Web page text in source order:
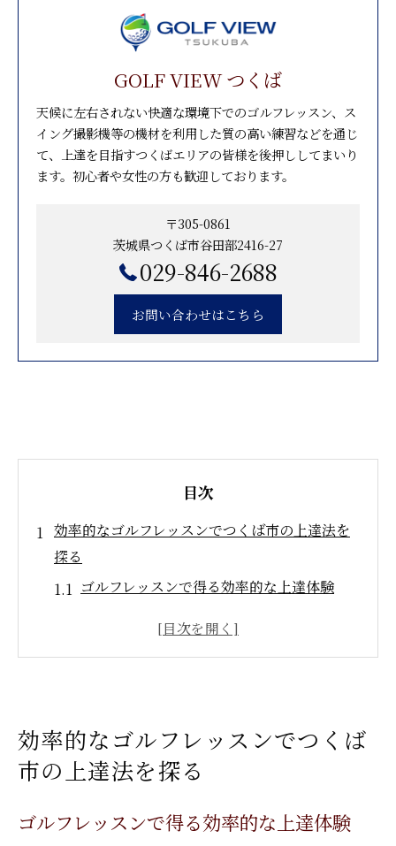
GOLF VIEW つくば
天候に左右されない快適な環境下でのゴルフレッスン、ス
イング撮影機等の機材を利用した質の高い練習などを通じ
て、上達を目指すつくばエリアの皆様を後押ししてまいり
ます。初心者や女性の方も歓迎しております。
〒305-0861
茨城県つくば市谷田部2416-27
029-846-2688
お問い合わせはこちら
目次
効率的なゴルフレッスンでつくば市の上達法を
探る
ゴルフレッスンで得る効率的な上達体験
環境
最新機器を活用したゴルフレッスン体験談
ゴルフレッスン選びに迷うなら体験から始めよ
効率的なゴルフレッスンでつくば
市の上達法を探る
ゴルフレッスンで得る効率的な上達体験